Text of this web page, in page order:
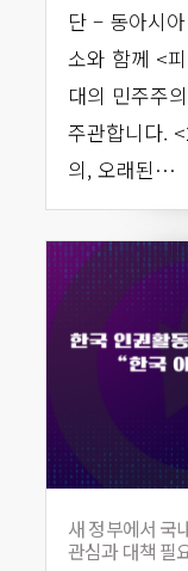
단 – 동아시
소와 함께 <
대의 민주주
주관합니다.
의, 오래된…
새 정부에서 국
관심과 대책 필